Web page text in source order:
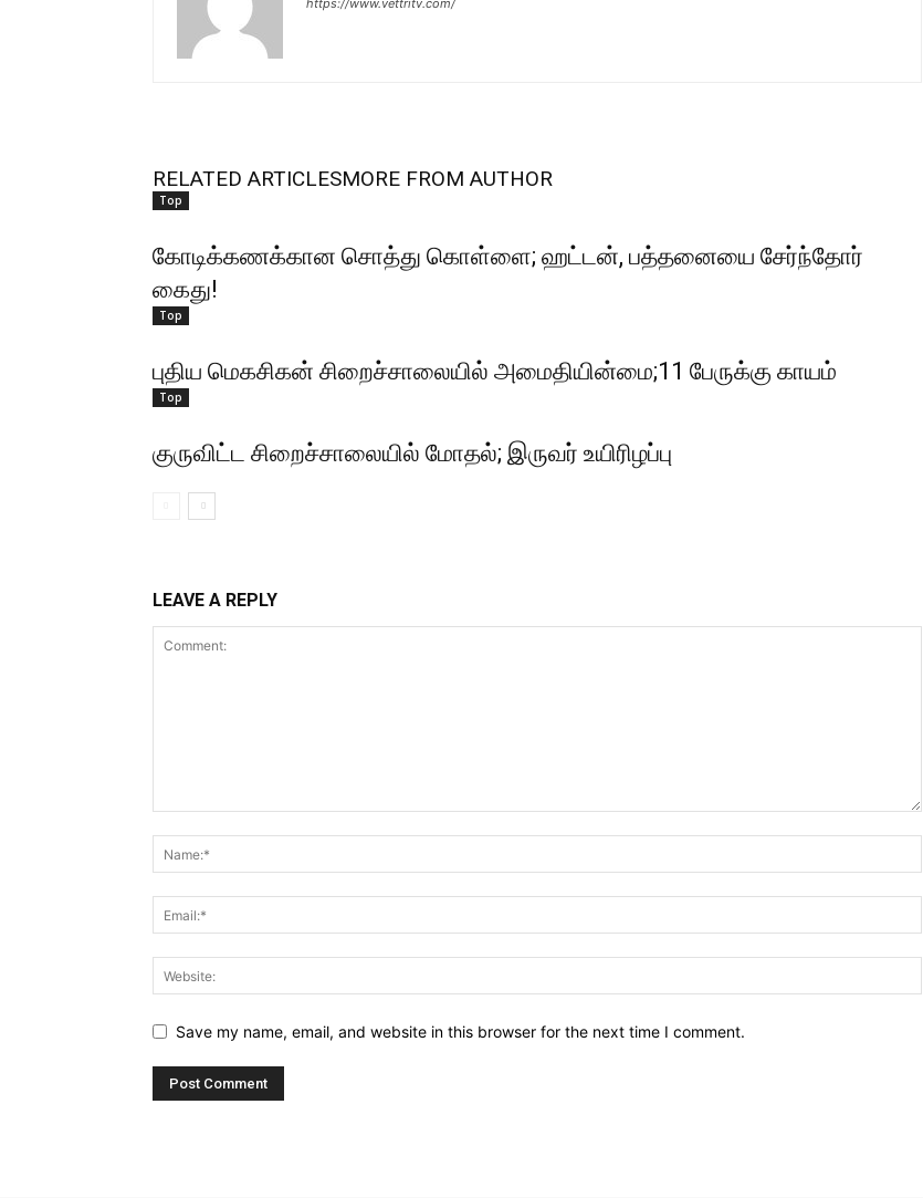
https://www.vettritv.com/
RELATED ARTICLESMORE FROM AUTHOR
Top
கோடிக்கணக்கான சொத்து கொள்ளை; ஹட்டன், பத்தனையை சேர்ந்தோர்
கைது!
Top
புதிய மெகசிகன் சிறைச்சாலையில் அமைதியின்மை;11 பேருக்கு காயம்
Top
குருவிட்ட சிறைச்சாலையில் மோதல்; இருவர் உயிரிழப்பு
LEAVE A REPLY
Save my name, email, and website in this browser for the next time I comment.